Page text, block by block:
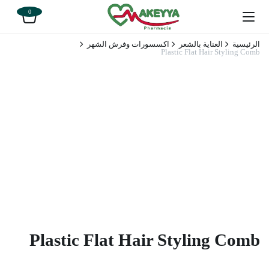
0
الرئيسية العناية بالشعر
اكسسورات وفرش الشهر
Plastic Flat Hair Styling Comb
Plastic Flat Hair Styling Comb